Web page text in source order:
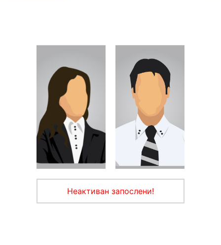
Неактиван запослени!